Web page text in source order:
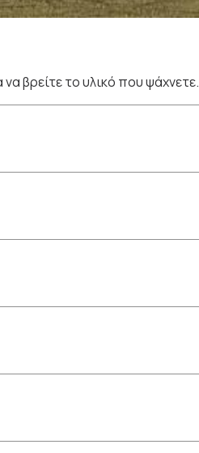
βρείτε το υλικό που ψάχνετε.